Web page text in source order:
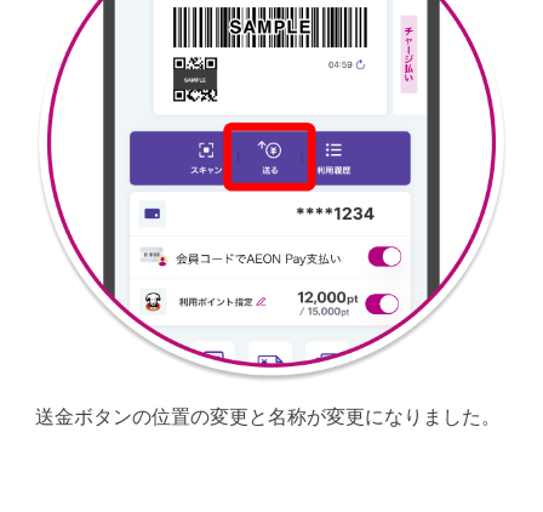
送金ボタンの位置の変更と名称が変更になりました。